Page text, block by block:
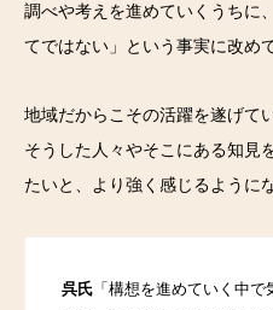
調べや考えを進めていくうちに
てではない」という事実に改め
地域だからこその活躍を遂げて
そうした人々やそこにある知見
たいと、より強く感じるように
呉氏 「構想を進めていく中で